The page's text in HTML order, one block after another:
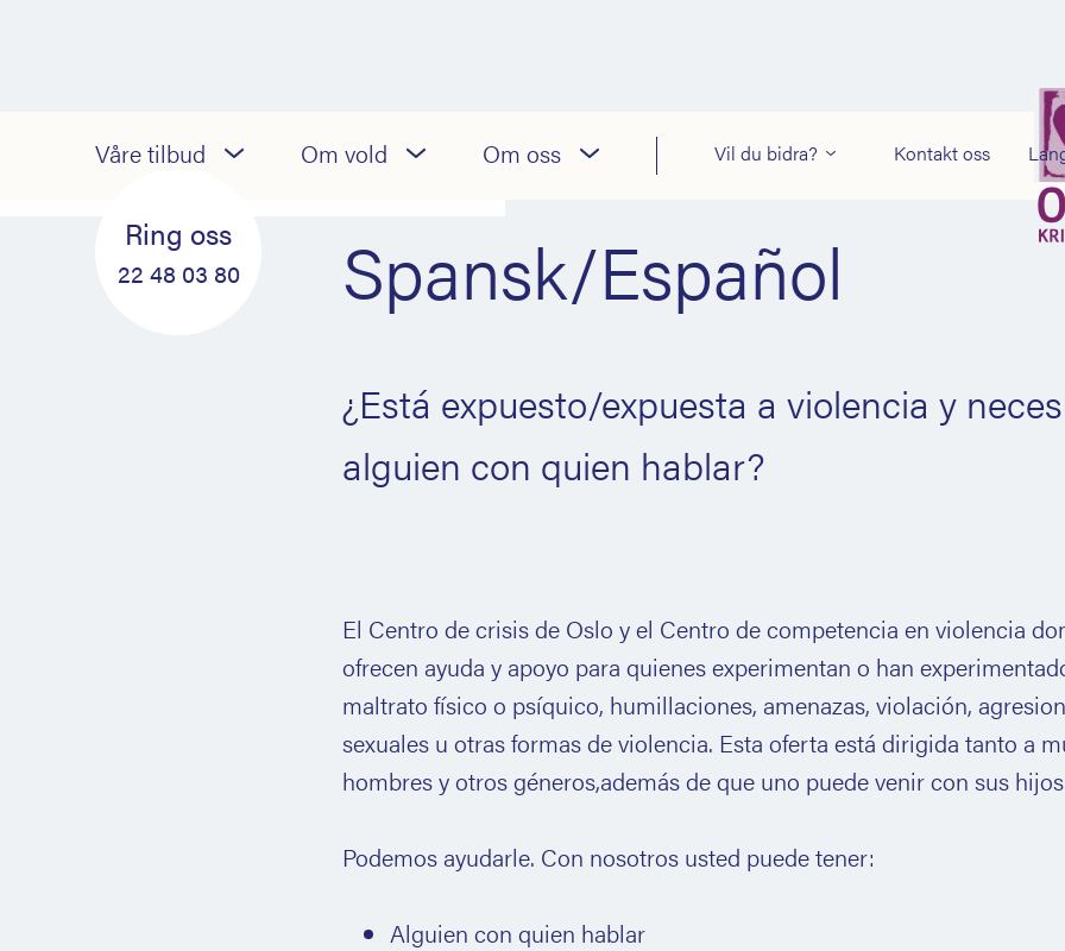
Våre tilbud Om vold Om oss Vil du bidra? Kontakt oss
Røm til VG 22 48 03 80
Ring oss
22 48 03 80 Spansk/Español
¿Está expuesto/expuesta a violencia y
alguien con quien hablar?
El Centro de crisis de Oslo y el Centro de competencia en violencia
ofrecen ayuda y apoyo para quienes experimentan o han
maltrato físico o psíquico, humillaciones, amenazas, violación,
sexuales u otras formas de violencia. Esta oferta está dirigida tanto a
hombres y otros géneros,además de que uno puede venir con sus
Podemos ayudarle. Con nosotros usted puede tener:
Alguien con quien hablar